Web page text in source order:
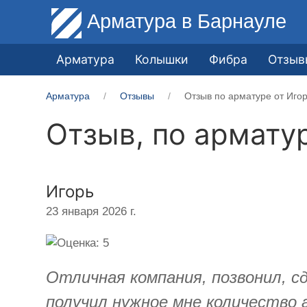
Арматура в Барнауле
Арматура Колышки Фибра
Арматура Отзывы Отзыв по арматуре от
Отзыв, по
Игорь
23 января 2026 г.
Отличная компания, позвонил,
получил нужное мне